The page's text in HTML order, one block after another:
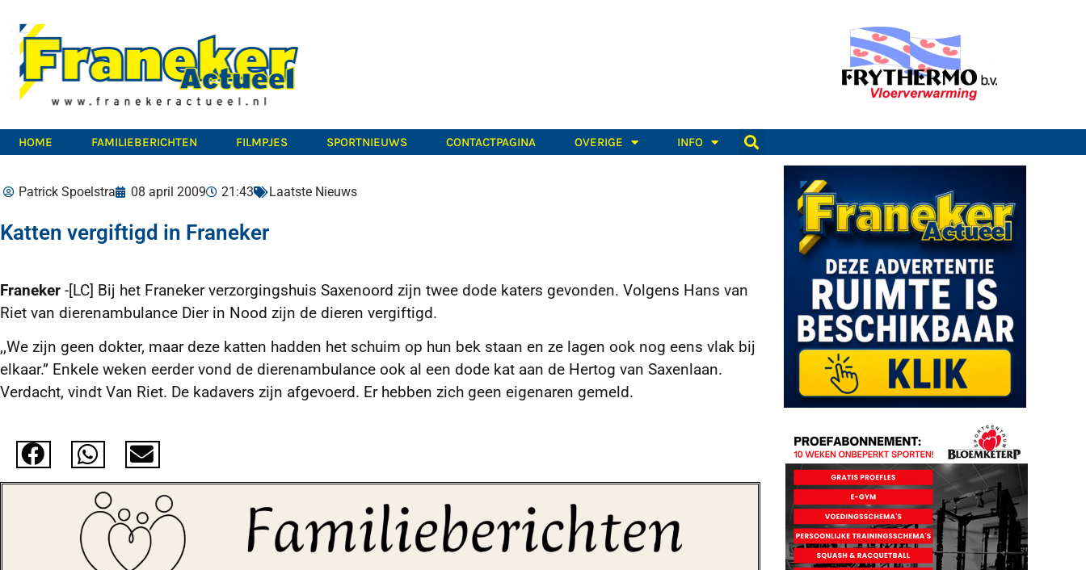
HOME FAMILIEBERICHTEN FILMPJES SPORTNIEUWS CONTACTPAGINA OVERIGE INFO
Patrick Spoelstra 08 april 2009 21:43 Laatste Nieuws
Katten vergiftigd in Franeker
Franeker -[LC] Bij het Franeker verzorgingshuis Saxenoord zijn twee dode katers gevonden. Volgens Hans van
Riet van dierenambulance Dier in Nood zijn de dieren vergiftigd.
,,We zijn geen dokter, maar deze katten hadden het schuim op hun bek staan en ze lagen ook nog eens vlak bij
elkaar.” Enkele weken eerder vond de dierenambulance ook al een dode kat aan de Hertog van Saxenlaan.
Verdacht, vindt Van Riet. De kadavers zijn afgevoerd. Er hebben zich geen eigenaren gemeld.